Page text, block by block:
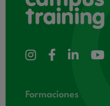
Formaciones